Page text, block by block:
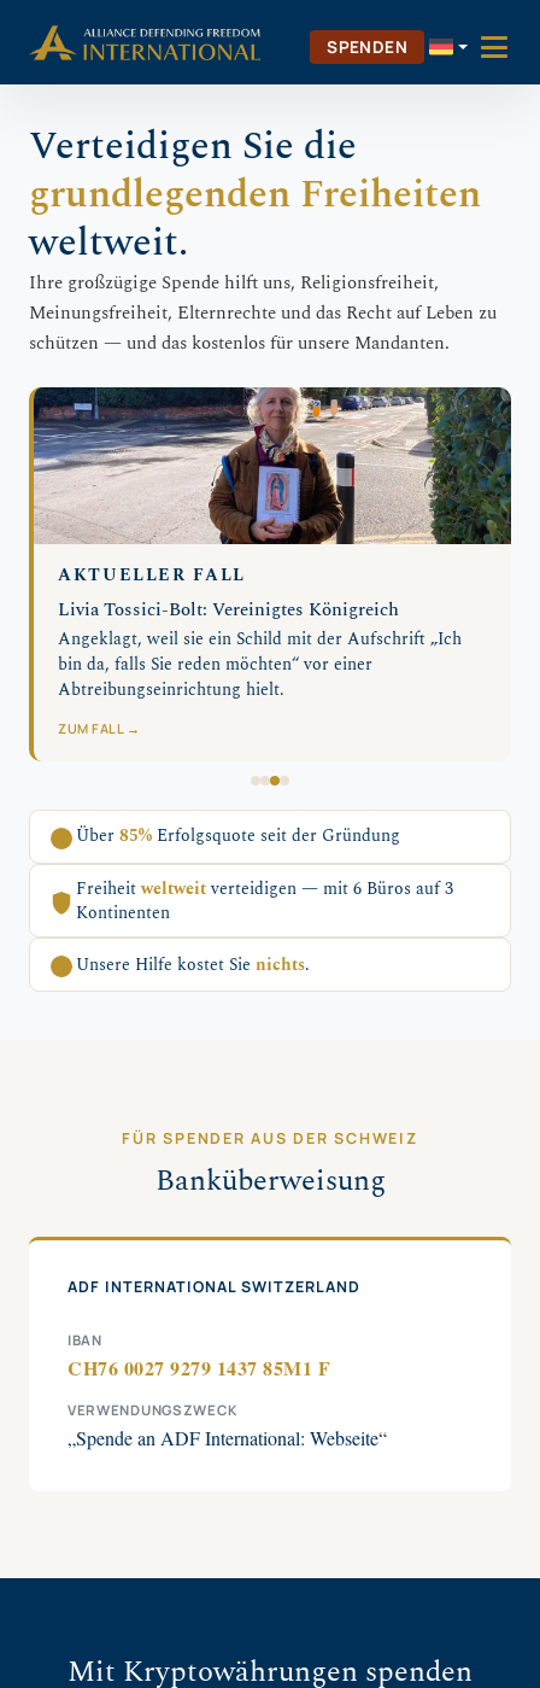
Inhalt
SPENDEN
Verteidigen Sie die
grundlegenden Freiheiten
weltweit.
Ihre großzügige Spende hilft uns, Religionsfreiheit,
Meinungsfreiheit, Elternrechte und das Recht auf Leben zu
schützen — und das kostenlos für unsere Mandanten.
AKTUELLER FALL
Livia Tossici-Bolt: Vereinigtes Königreich
Angeklagt, weil sie ein Schild mit der Aufschrift „Ich
bin da, falls Sie reden möchten“ vor einer
Abtreibungseinrichtung hielt.
ZUM FALL →
Über 85%Erfolgsquote seit der Gründung
Freiheitweltweitverteidigen — mit 6 Büros auf 3
Kontinenten
Unsere Hilfe kostet Sie nichts.
FÜR SPENDER AUS DER SCHWEIZ
Banküberweisung
ADF INTERNATIONAL SWITZERLAND
IBAN
CH76 0027 9279 1437 85M1 F
VERWENDUNGSZWECK
„Spende an ADF International: Webseite“
Mit Kryptowährungen spenden